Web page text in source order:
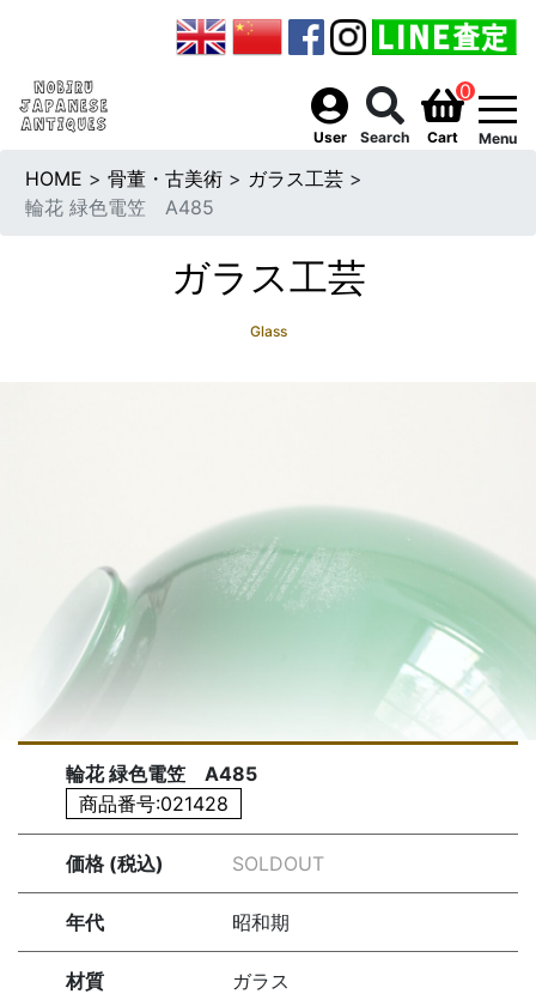
User Search
0
Cart Menu
HOME > 骨董・古美術 > ガラス工芸 >
輪花 緑色電笠 A485
ガラス工芸
Glass
輪花 緑色電笠 A485
商品番号:021428
価格 (税込) SOLDOUT
年代 昭和期
材質 ガラス